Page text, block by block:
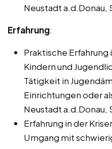
Neustadt a.d.Donau,
Erfahrung:
Praktische Erfahrung
Kindern und
Tätigkeit in
Einrichtungen oder
Neustadt a.d.Donau,
Erfahrung in der
Umgang mit